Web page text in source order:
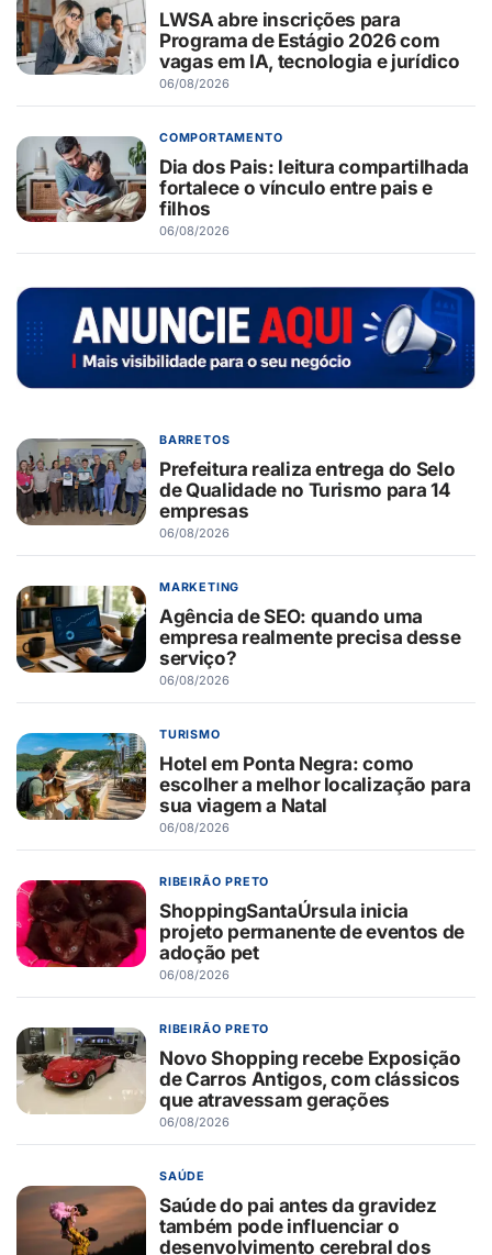
LWSA abre inscrições para
Programa de Estágio 2026 com
vagas em IA, tecnologia e jurídico
06/08/2026
COMPORTAMENTO
Dia dos Pais: leitura compartilhada
fortalece o vínculo entre pais e
filhos
06/08/2026
BARRETOS
Prefeitura realiza entrega do Selo
de Qualidade no Turismo para 14
empresas
06/08/2026
MARKETING
Agência de SEO: quando uma
empresa realmente precisa desse
serviço?
06/08/2026
TURISMO
Hotel em Ponta Negra: como
escolher a melhor localização para
sua viagem a Natal
06/08/2026
RIBEIRÃO PRETO
ShoppingSantaÚrsula inicia
projeto permanente de eventos de
adoção pet
06/08/2026
RIBEIRÃO PRETO
Novo Shopping recebe Exposição
de Carros Antigos, com clássicos
que atravessam gerações
06/08/2026
SAÚDE
Saúde do pai antes da gravidez
também pode influenciar o
desenvolvimento cerebral dos